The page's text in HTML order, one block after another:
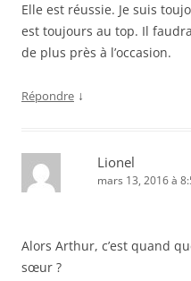
Elle est réussie. Je suis
est toujours au top. Il
de plus près à l’occasion.
Répondre ↓
Lionel
mars 13, 2016 à
Alors Arthur, c’est quand
sœur ?